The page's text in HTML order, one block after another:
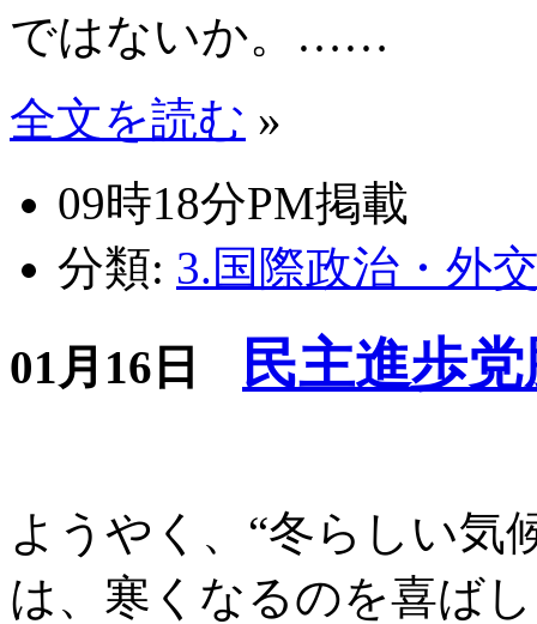
ではないか。……
全文を読む »
09時18分PM掲載
分類: 3.国際政治・外
01月16日
民主進歩
ようやく、“冬らしい気
は、寒くなるのを喜ば